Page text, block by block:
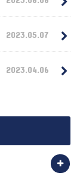
2023.05.07
2023.04.06